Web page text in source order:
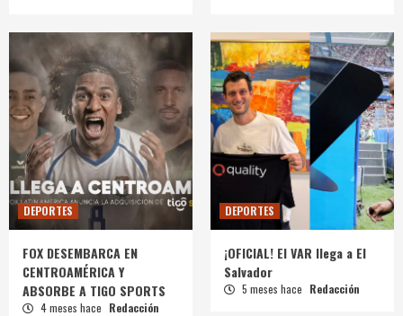
DEPORTES
FOX DESEMBARCA EN
CENTROAMÉRICA Y
ABSORBE A TIGO SPORTS
4 meses hace Redacción
DEPORTES
¡OFICIAL! El VAR llega a El
Salvador
5 meses hace Redacción